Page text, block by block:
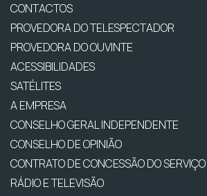
CONTACTOS
PROVEDORA DO TELESPECTADOR
PROVEDORA DO OUVINTE
ACESSIBILIDADES
SATÉLITES
A EMPRESA
CONSELHO GERAL INDEPENDENTE
CONSELHO DE OPINIÃO
CONTRATO DE CONCESSÃO DO
RÁDIO E TELEVISÃO